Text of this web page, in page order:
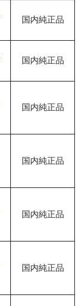
国内純正品
国内純正品
国内純正品
国内純正品
国内純正品
国内純正品